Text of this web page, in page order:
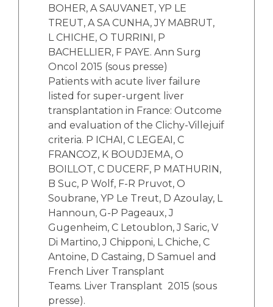
BOHER, A SAUVANET, YP LE
TREUT, A SA CUNHA, JY MABRUT,
L CHICHE, O TURRINI, P
BACHELLIER, F PAYE. Ann Surg
Oncol 2015 (sous presse)
Patients with acute liver failure
listed for super-urgent liver
transplantation in France: Outcome
and evaluation of the Clichy-Villejuif
criteria. P ICHAI, C LEGEAI, C
FRANCOZ, K BOUDJEMA, O
BOILLOT, C DUCERF, P MATHURIN,
B Suc, P Wolf, F-R Pruvot, O
Soubrane, YP Le Treut, D Azoulay, L
Hannoun, G-P Pageaux, J
Gugenheim, C Letoublon, J Saric, V
Di Martino, J Chipponi, L Chiche, C
Antoine, D Castaing, D Samuel and
French Liver Transplant
Teams. Liver Transplant 2015 (sous
presse).